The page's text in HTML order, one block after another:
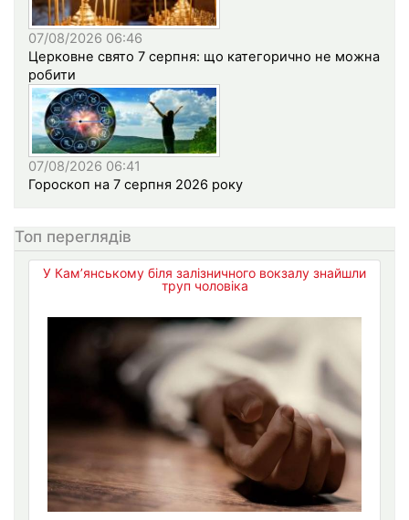
07/08/2026 06:46
Церковне свято 7 серпня: що категорично не можна
робити
07/08/2026 06:41
Гороскоп на 7 серпня 2026 року
Топ переглядів
У Кам’янському біля залізничного вокзалу знайшли
труп чоловіка